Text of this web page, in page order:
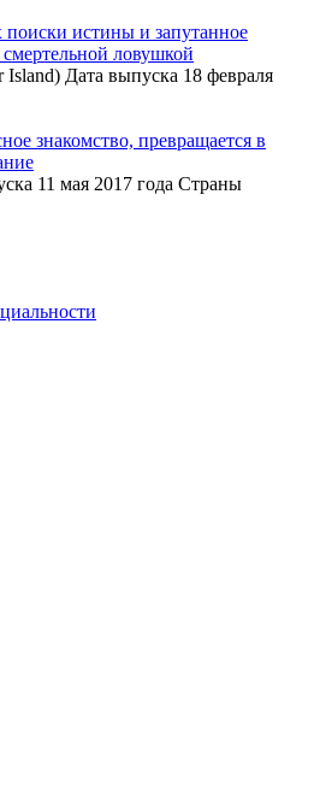
истины и запутанное
смертельной ловушкой
Дата выпуска 18 февраля
знакомство, превращается в
11 мая 2017 года Страны